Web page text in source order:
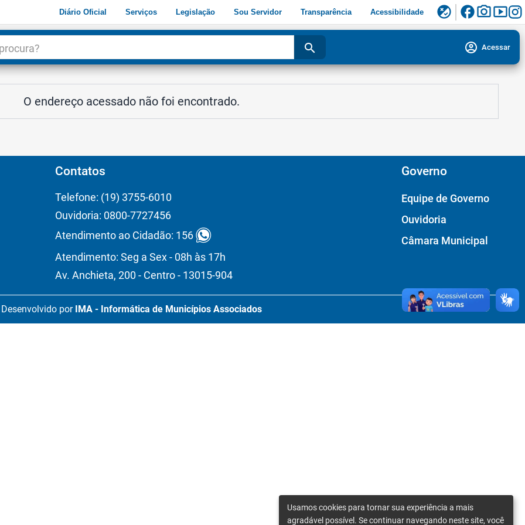
Diário Oficial Serviços Legislação Sou Servidor Transparência Acessibilidade flaky facebookphoto_camerasmart_display
search account_circle Acessar
O endereço acessado não foi encontrado.
Contatos
Telefone: (19) 3755-6010
Ouvidoria: 0800-7727456
Atendimento ao Cidadão: 156
Atendimento: Seg a Sex - 08h às 17h
Av. Anchieta, 200 - Centro - 13015-904
Governo
Equipe de Governo
Ouvidoria
Câmara Municipal
Desenvolvido por IMA - Informática de Municípios Associados
Usamos cookies para tornar sua experiência a mais
agradável possível. Se continuar navegando neste site, você